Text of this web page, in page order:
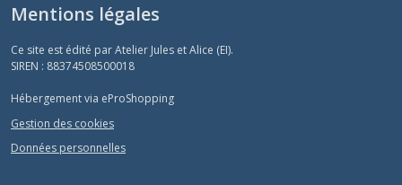
Mentions légales
Ce site est édité par Atelier Jules et Alice (EI).
SIREN : 88374508500018
Hébergement via eProShopping
Gestion des cookies
Données personnelles